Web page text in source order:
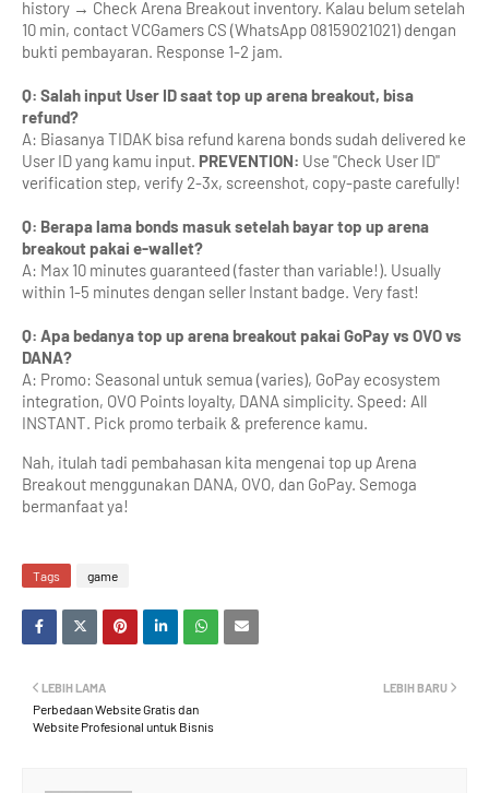
history → Check Arena Breakout inventory. Kalau belum setelah
10 min, contact VCGamers CS (WhatsApp 08159021021) dengan
bukti pembayaran. Response 1-2 jam.
Q: Salah input User ID saat top up arena breakout, bisa
refund?
A: Biasanya TIDAK bisa refund karena bonds sudah delivered ke
User ID yang kamu input. PREVENTION: Use "Check User ID"
verification step, verify 2-3x, screenshot, copy-paste carefully!
Q: Berapa lama bonds masuk setelah bayar top up arena
breakout pakai e-wallet?
A: Max 10 minutes guaranteed (faster than variable!). Usually
within 1-5 minutes dengan seller Instant badge. Very fast!
Q: Apa bedanya top up arena breakout pakai GoPay vs OVO vs
DANA?
A: Promo: Seasonal untuk semua (varies), GoPay ecosystem
integration, OVO Points loyalty, DANA simplicity. Speed: All
INSTANT. Pick promo terbaik & preference kamu.
Nah, itulah tadi pembahasan kita mengenai top up Arena
Breakout menggunakan DANA, OVO, dan GoPay. Semoga
bermanfaat ya!
Tags game
LEBIH BARU
LEBIH LAMA
Perbedaan Website Gratis dan
Website Profesional untuk Bisnis